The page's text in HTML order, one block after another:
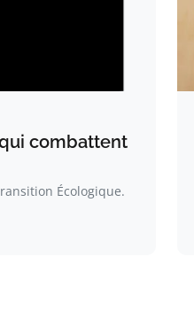
combattent
Écologique.